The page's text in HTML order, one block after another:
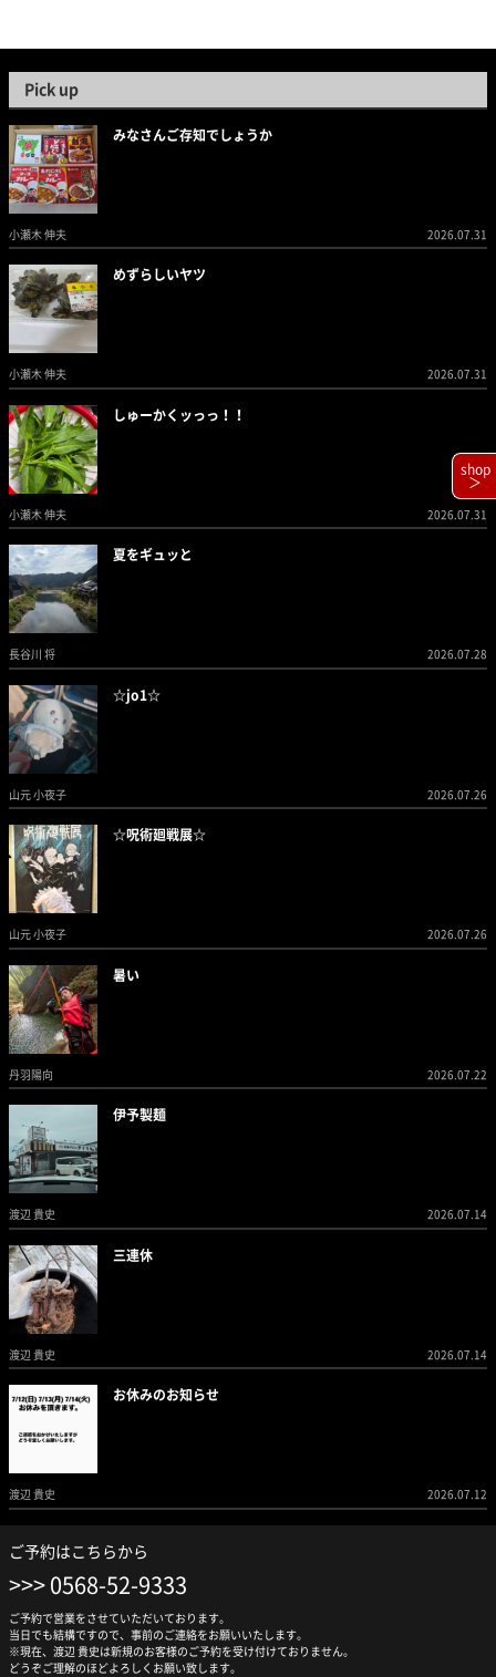
Pick up
みなさんご存知でしょうか
小瀬木 伸夫 2026.07.31
めずらしいヤツ
小瀬木 伸夫 2026.07.31
しゅーかくッっっ！！
小瀬木 伸夫 2026.07.31
夏をギュッと
長谷川 将 2026.07.28
☆jo1☆
山元 小夜子 2026.07.26
☆呪術廻戦展☆
山元 小夜子 2026.07.26
暑い
丹羽陽向 2026.07.22
伊予製麺
渡辺 貴史 2026.07.14
三連休
渡辺 貴史 2026.07.14
お休みのお知らせ
渡辺 貴史 2026.07.12
ご予約はこちらから
0568-52-9333
ご予約で営業をさせていただいております。
当日でも結構ですので、事前のご連絡をお願いいたします。
※現在、渡辺 貴史は新規のお客様のご予約を受け付けておりません。
どうぞご理解のほどよろしくお願い致します。
shop
＞